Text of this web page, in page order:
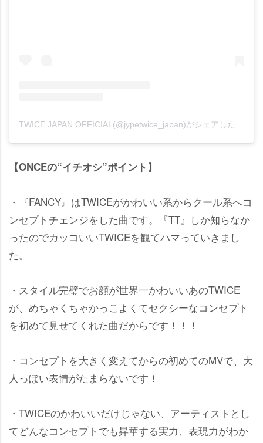
【ONCEの“イチオシ”ポイント】
・『FANCY』はTWICEがかわいい系からクール系へコ
ンセプトチェンジをした曲です。『TT』しか知らなか
ったのでカッコいいTWICEを観てハマっていきまし
た。
・スタイル完璧でお顔が世界一かわいいあのTWICE
が、めちゃくちゃかっこよくてセクシーなコンセプト
を初めて見せてくれた曲だからです！！！
・コンセプトを大きく変えてからの初めてのMVで、大
人っぽい表情がたまらないです！
・TWICEのかわいいだけじゃない、アーティストとし
てどんなコンセプトでも昇華する実力、表現力がわか